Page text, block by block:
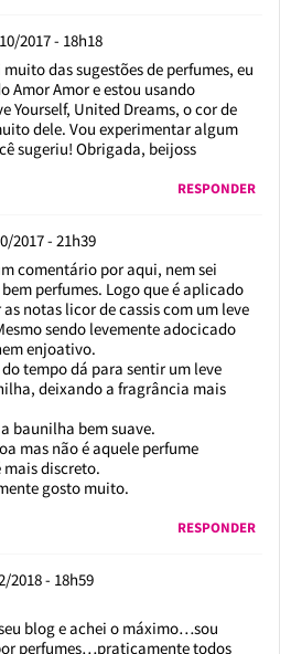
2017 - 18h18
das sugestões de perfumes, eu
Amor Amor e estou usando
Yourself, United Dreams, o cor de
dele. Vou experimentar algum
sugeriu! Obrigada, beijoss
RESPONDER
2017 - 21h39
comentário por aqui, nem sei
perfumes. Logo que é aplicado
notas licor de cassis com um leve
sendo levemente adocicado
enjoativo.
tempo dá para sentir um leve
deixando a fragrância mais
baunilha bem suave.
mas não é aquele perfume
mais discreto.
gosto muito.
RESPONDER
2018 - 18h59
blog e achei o máximo…sou
perfumes…praticamente todos